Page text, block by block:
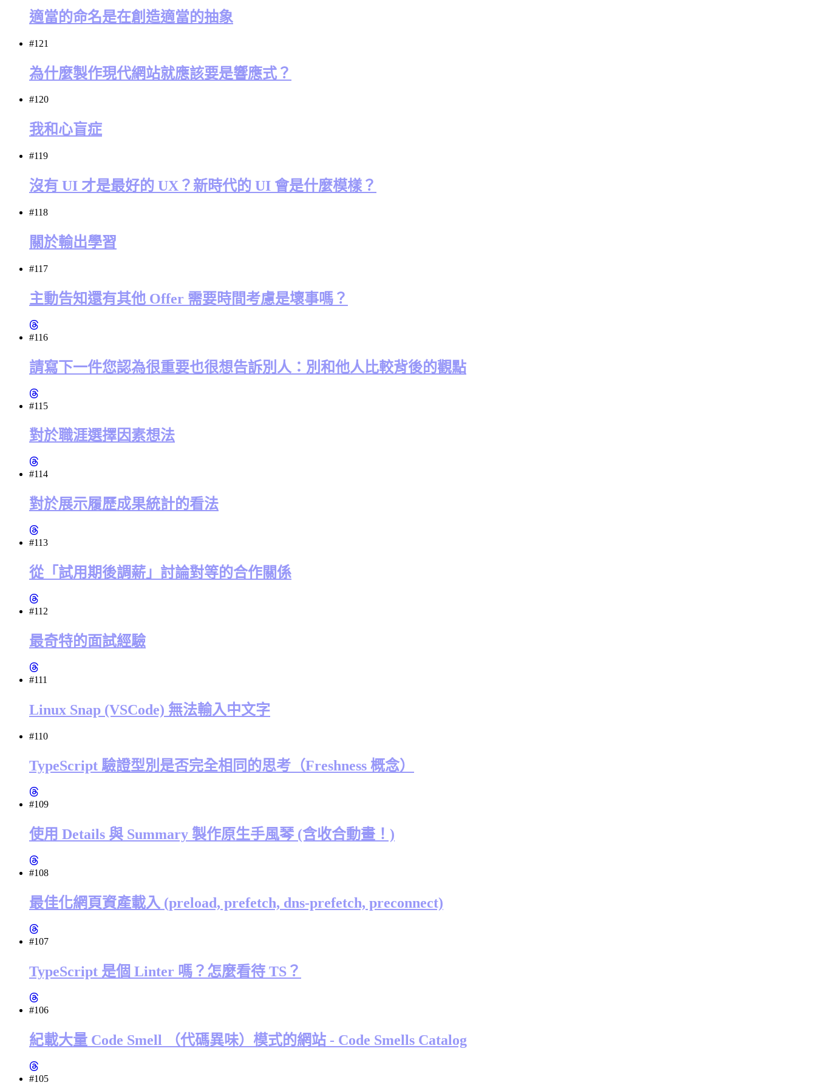
適當的命名是在創造適當的抽象
#121
為什麼製作現代網站就應該要是響應式？
#120
我和心盲症
#119
沒有 UI 才是最好的 UX？新時代的 UI 會是什麼模樣？
#118
關於輸出學習
#117
主動告知還有其他 Offer 需要時間考慮是壞事嗎？
#116
請寫下一件您認為很重要也很想告訴別人：別和他人比較背後的觀點
#115
對於職涯選擇因素想法
#114
對於展示履歷成果統計的看法
#113
從「試用期後調薪」討論對等的合作關係
#112
最奇特的面試經驗
#111
Linux Snap (VSCode) 無法輸入中文字
#110
TypeScript 驗證型別是否完全相同的思考（Freshness 概念）
#109
使用 Details 與 Summary 製作原生手風琴 (含收合動畫！)
#108
最佳化網頁資產載入 (preload, prefetch, dns-prefetch, preconnect)
#107
TypeScript 是個 Linter 嗎？怎麼看待 TS？
#106
紀載大量 Code Smell （代碼異味）模式的網站 - Code Smells Catalog
#105